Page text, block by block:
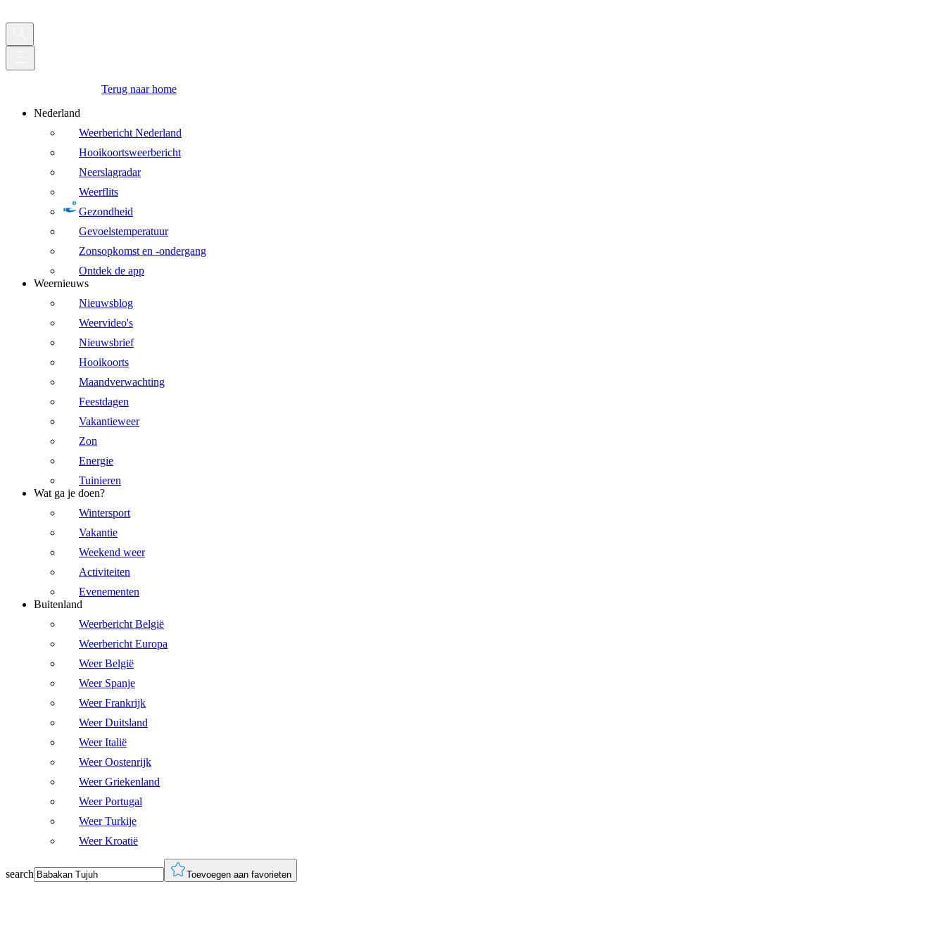
Terug naar home
Nederland
Weerbericht Nederland
Hooikoortsweerbericht
Neerslagradar
Weerflits
Gezondheid
Gevoelstemperatuur
Zonsopkomst en -ondergang
Ontdek de app
Weernieuws
Nieuwsblog
Weervideo's
Nieuwsbrief
Hooikoorts
Maandverwachting
Feestdagen
Vakantieweer
Zon
Energie
Tuinieren
Wat ga je doen?
Wintersport
Vakantie
Weekend weer
Activiteiten
Evenementen
Buitenland
Weerbericht België
Weerbericht Europa
Weer België
Weer Spanje
Weer Frankrijk
Weer Duitsland
Weer Italië
Weer Oostenrijk
Weer Griekenland
Weer Portugal
Weer Turkije
Weer Kroatië
search Toevoegen aan favorieten